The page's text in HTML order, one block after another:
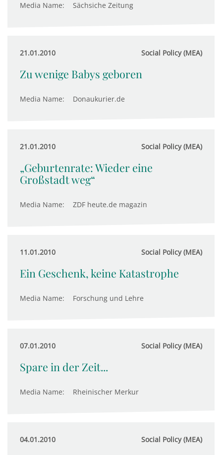
Media Name: Sächsiche Zeitung
21.01.2010 Social Policy (MEA)
Zu wenige Babys geboren
Media Name: Donaukurier.de
21.01.2010 Social Policy (MEA)
„Geburtenrate: Wieder eine
Großstadt weg“
Media Name: ZDF heute.de magazin
11.01.2010 Social Policy (MEA)
Ein Geschenk, keine Katastrophe
Media Name: Forschung und Lehre
07.01.2010 Social Policy (MEA)
Spare in der Zeit...
Media Name: Rheinischer Merkur
04.01.2010 Social Policy (MEA)